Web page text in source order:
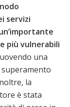
servizi
più vulnerabili
una
la
è stata